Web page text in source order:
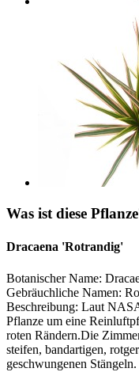
Was ist diese
Dracaena 'Rotrandig'
Botanischer Name:
Gebräuchliche Namen:
Beschreibung: Laut
Pflanze um eine
roten Rändern.Die
steifen, bandartigen,
geschwungenen Stängeln.